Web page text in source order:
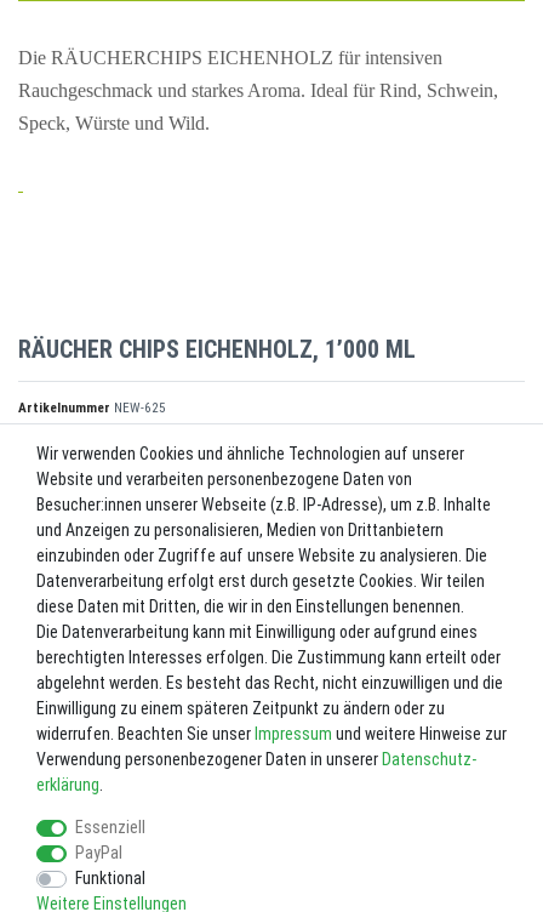
Die RÄUCHERCHIPS EICHENHOLZ für intensiven
Rauchgeschmack und starkes Aroma. Ideal für Rind, Schwein,
Speck, Würste und Wild.
RÄUCHER CHIPS EICHENHOLZ, 1’000 ML
Artikelnummer NEW-625
4,90 EUR*
Lieferzeit ca. 2-3 Werktage.
In den Warenkorb
Wunschliste
* inkl. ges. MwSt. zzgl. Versandkosten
Wir verwenden Cookies und ähnliche Technologien auf unserer
Website und verarbeiten personenbezogene Daten von
Besucher:innen unserer Webseite (z.B. IP-Adresse), um z.B. Inhalte
und Anzeigen zu personalisieren, Medien von Drittanbietern
einzubinden oder Zugriffe auf unsere Website zu analysieren. Die
Datenverarbeitung erfolgt erst durch gesetzte Cookies. Wir teilen
diese Daten mit Dritten, die wir in den Einstellungen benennen.
Die Datenverarbeitung kann mit Einwilligung oder aufgrund eines
berechtigten Interesses erfolgen. Die Zustimmung kann erteilt oder
abgelehnt werden. Es besteht das Recht, nicht einzuwilligen und die
Einwilligung zu einem späteren Zeitpunkt zu ändern oder zu
widerrufen. Beachten Sie unser Impressum und weitere Hinweise zur
Verwendung personenbezogener Daten in unserer Daten­schutz­
erklärung
Essenziell
PayPal
Funktional
Weitere Einstellungen